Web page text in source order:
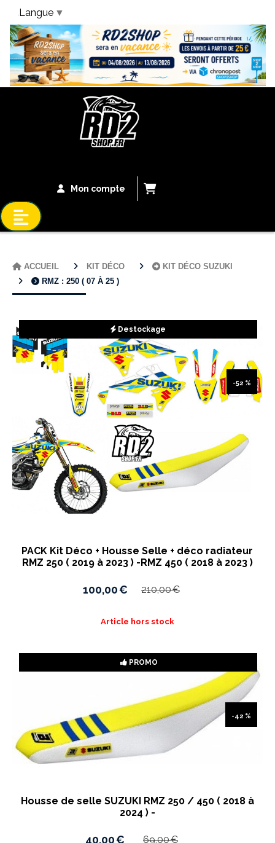
Bandeau Vacances
Mon compte
ACCUEIL KIT DÉCO
KIT DÉCO SUZUKI
RMZ : 250 ( 07 À 25 )
Destockage
-52 %
PACK Kit Déco + Housse Selle + déco radiateur
RMZ 250 ( 2019 à 2023 ) -RMZ 450 ( 2018 à 2023 )
100,00€ 210,00€
Article hors stock
PROMO
-42 %
Housse de selle SUZUKI RMZ 250 / 450 ( 2018 à
2024 ) -
40,00€ 69,00€
Langue ▼